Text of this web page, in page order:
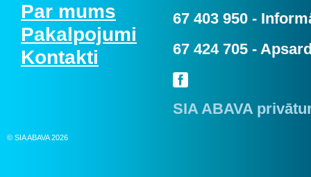
Par mums
Pakalpojumi
Kontakti
67 403 950 -
67 424 705 -
SIA ABAVA
© SIA ABAVA 2026